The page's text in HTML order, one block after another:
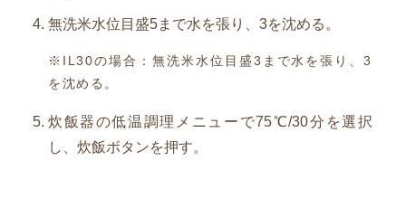
無洗米水位目盛5まで水を張り、3を沈める。
※IL30の場合：無洗米水位目盛3まで水を張り、3
を沈める。
炊飯器の低温調理メニューで75℃/30分を選択
し、炊飯ボタンを押す。